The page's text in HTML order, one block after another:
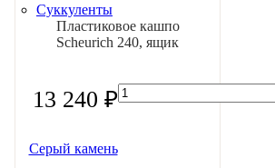
Суккуленты
Сциндапсус
Традесканция
Фатсия
Финик канарский
Пластиковое кашпо
Scheurich 240, ящик
13 240 ₽
Серый камень